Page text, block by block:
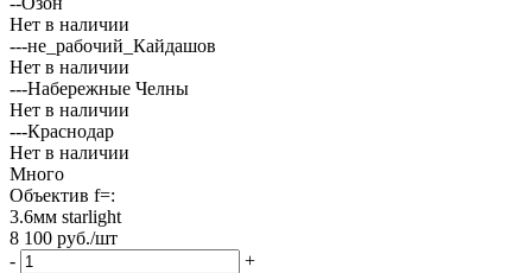
Нет в наличии
---не_рабочий_Кайдашов
Нет в наличии
---Набережные Челны
Нет в наличии
---Краснодар
Нет в наличии
Много
Объектив f=:
3.6мм starlight
8 100 руб./шт
-
+